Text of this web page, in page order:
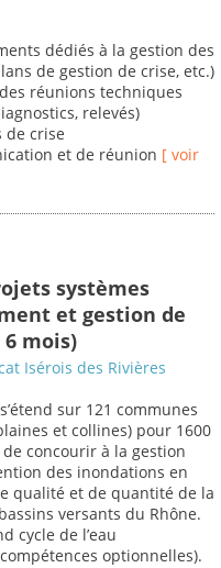
dédiés à la gestion des
de gestion de crise, etc.)
réunions techniques
relevés)
de crise
et de réunion [ voir
systèmes
et gestion de
6 mois)
Isérois des Rivières
sur 121 communes
et collines) pour 1600
concourir à la gestion
des inondations en
qualité et de quantité de la
versants du Rhône.
cycle de l’eau
optionnelles).